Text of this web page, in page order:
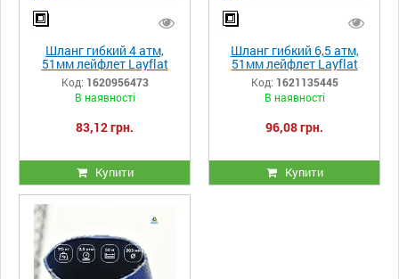
Шланг гибкий 4 атм,
51мм лейфлет Layflat
Heliflex Monoflat
Код: 1620956473
В наявності
83,12 грн.
Купити
Шланг гибкий 6,5 атм,
51мм лейфлет Layflat
Heliflex Monoflat
Код: 1621135445
В наявності
96,08 грн.
Купити